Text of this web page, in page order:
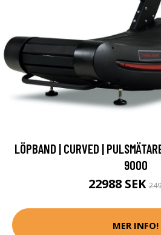
LÖPBAND | CURVED |
9000
22988 SEK
MER INFO!